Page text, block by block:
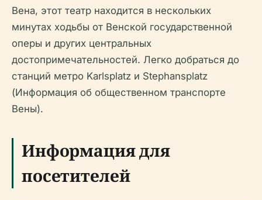
Вена, этот театр находится в нескольких
минутах ходьбы от Венской государственной
оперы и других центральных
достопримечательностей. Легко добраться до
станций метро Karlsplatz и Stephansplatz
(Информация об общественном транспорте
Вены).
Информация для
посетителей